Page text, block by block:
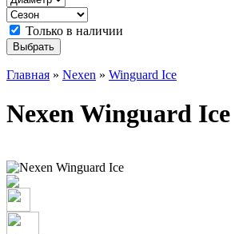
Только в наличии
Главная » Nexen » Winguard Ice
Nexen Winguard Ice